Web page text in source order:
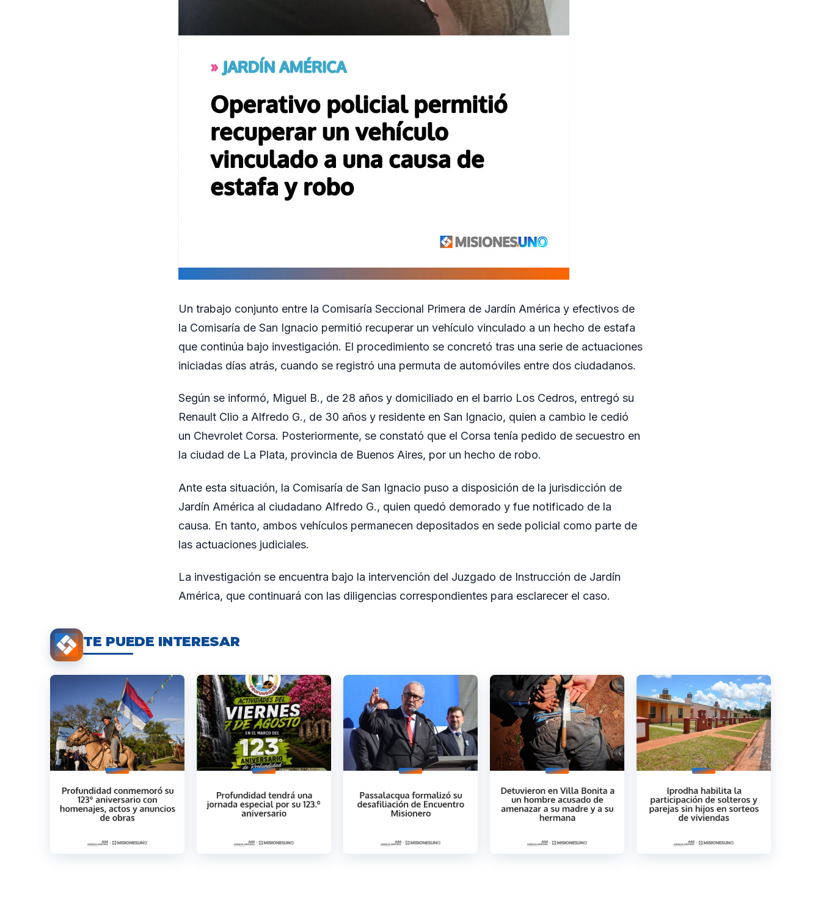
Un trabajo conjunto entre la Comisaría Seccional Primera de Jardín América y efectivos de
la Comisaría de San Ignacio permitió recuperar un vehículo vinculado a un hecho de estafa
que continúa bajo investigación. El procedimiento se concretó tras una serie de actuaciones
iniciadas días atrás, cuando se registró una permuta de automóviles entre dos ciudadanos.
Según se informó, Miguel B., de 28 años y domiciliado en el barrio Los Cedros, entregó su
Renault Clio a Alfredo G., de 30 años y residente en San Ignacio, quien a cambio le cedió
un Chevrolet Corsa. Posteriormente, se constató que el Corsa tenía pedido de secuestro en
la ciudad de La Plata, provincia de Buenos Aires, por un hecho de robo.
Ante esta situación, la Comisaría de San Ignacio puso a disposición de la jurisdicción de
Jardín América al ciudadano Alfredo G., quien quedó demorado y fue notificado de la
causa. En tanto, ambos vehículos permanecen depositados en sede policial como parte de
las actuaciones judiciales.
La investigación se encuentra bajo la intervención del Juzgado de Instrucción de Jardín
América, que continuará con las diligencias correspondientes para esclarecer el caso.
TE PUEDE INTERESAR